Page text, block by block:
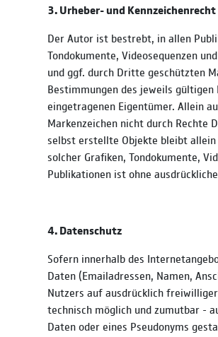
3. Urheber- und Kennzeichenrecht
Der Autor ist bestrebt, in allen
Tondokumente, Videosequenzen
und ggf. durch Dritte geschützten
Bestimmungen des jeweils
eingetragenen Eigentümer. Allein
Markenzeichen nicht durch
selbst erstellte Objekte bleibt
solcher Grafiken, Tondokumente,
Publikationen ist ohne
4. Datenschutz
Sofern innerhalb des
Daten (Emailadressen, Namen,
Nutzers auf ausdrücklich
technisch möglich und zumutbar -
Daten oder eines Pseudonyms